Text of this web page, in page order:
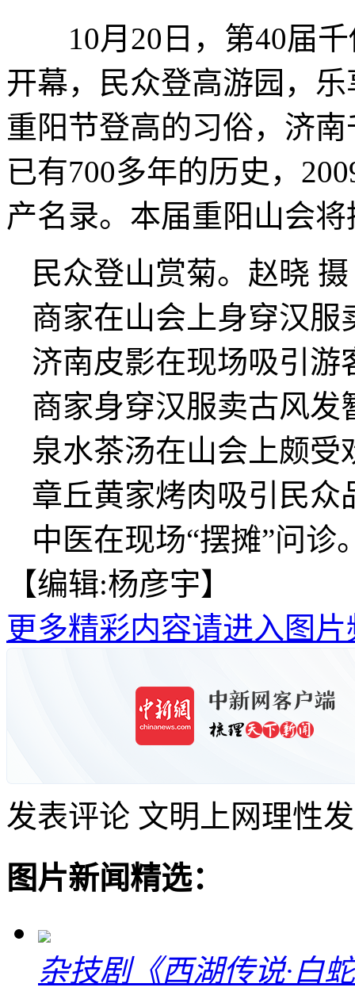
10月20日，第40届千
开幕，民众登高游园，
重阳节登高的习俗，济
已有700多年的历史，
产名录。本届重阳山会
民众登山赏菊。赵晓 摄
商家在山会上身穿汉服
济南皮影在现场吸引游
商家身穿汉服卖古风发
泉水茶汤在山会上颇受
章丘黄家烤肉吸引民众
中医在现场“摆摊”问诊
【编辑:杨彦宇】
更多精彩内容请进入图片
发表评论 文明上网理性
图片新闻精选：
杂技剧《西湖传说·白